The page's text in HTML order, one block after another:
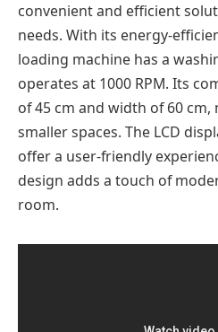
convenient and efficient
needs. With its energy-
loading machine has a
operates at 1000 RPM. Its
of 45 cm and width of 60
smaller spaces. The LCD
offer a user-friendly
design adds a touch of
room.